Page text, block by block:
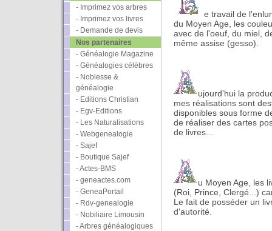
- Imprimez vos arbres
- Imprimez vos livres
- Demande de devis
Nos partenaires
- Généalogie Magazine
- Généalogies célèbres
- Noblesse &
généalogie
- Editions Christian
- Egv-Editions
- Les Naturalisations
- Webgenealogie
- Sajef
- Boutique Sajef
- Actes-BMS
- geneactes.com
- GeneaPortail
- Rdv-genealogie
- Nobiliaire Limousin
- Arbres généalogiques
e travail de
du Moyen Age, les
avec de l'oeuf, du miel,
même assise (gesso).
ujourd'hui la
mes réalisations sont
disponibles sous forme
de réaliser des cartes
de livres...
u Moyen Age, les
(Roi, Prince, Clergé...)
Le fait de posséder un
d'autorité.